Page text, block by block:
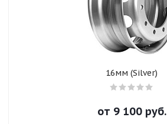
16мм (Silver)
от 9 100руб.